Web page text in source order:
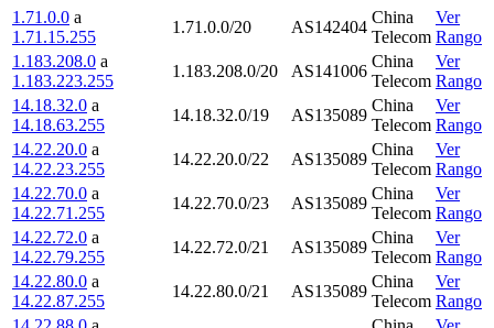
1.71.0.0 a
1.71.15.255
1.71.0.0/20 AS142404
China
Telecom
Ver
Rango
1.183.208.0 a
1.183.223.255
1.183.208.0/20 AS141006
China
Telecom
Ver
Rango
14.18.32.0 a
14.18.63.255
14.18.32.0/19 AS135089
China
Telecom
Ver
Rango
14.22.20.0 a
14.22.23.255
14.22.20.0/22 AS135089
China
Telecom
Ver
Rango
14.22.70.0 a
14.22.71.255
14.22.70.0/23 AS135089
China
Telecom
Ver
Rango
14.22.72.0 a
14.22.79.255
14.22.72.0/21 AS135089
China
Telecom
Ver
Rango
14.22.80.0 a
14.22.87.255
14.22.80.0/21 AS135089
China
Telecom
Ver
Rango